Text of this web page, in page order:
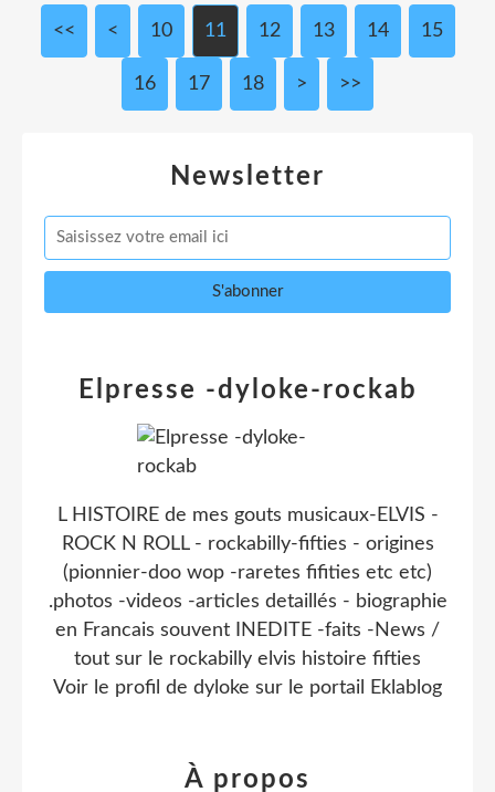
<< < 10 11 12 13 14 15
16 17 18 > >>
Newsletter
Elpresse -dyloke-rockab
L HISTOIRE de mes gouts musicaux-ELVIS -
ROCK N ROLL - rockabilly-fifties - origines
(pionnier-doo wop -raretes fifities etc etc)
.photos -videos -articles detaillés - biographie
en Francais souvent INEDITE -faits -News /
tout sur le rockabilly elvis histoire fifties
Voir le profil de dyloke sur le portail Eklablog
À propos